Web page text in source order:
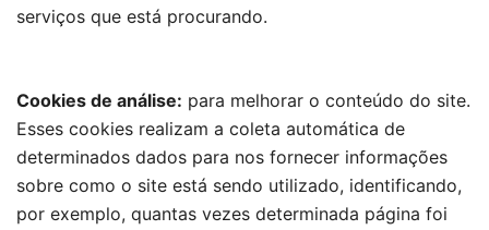
serviços que está procurando.
Cookies de análise: para melhorar o conteúdo do site.
Esses cookies realizam a coleta automática de
determinados dados para nos fornecer informações
sobre como o site está sendo utilizado, identificando,
por exemplo, quantas vezes determinada página foi